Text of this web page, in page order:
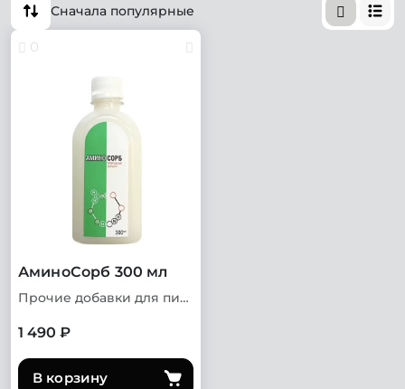
Сначала популярные
0
АминоСорб 300 мл
Прочие добавки для пищеварительной системы
1 490 ₽
В корзину